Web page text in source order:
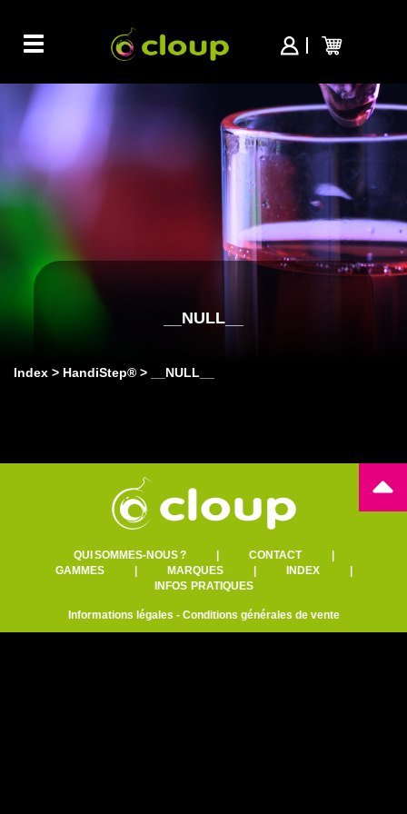
Toggle
navigation
__NULL__
Index HandiStep® __NULL__
QUI SOMMES-NOUS ?| CONTACT|
GAMMES| MARQUES| INDEX|
INFOS PRATIQUES
Informations légales - Conditions générales de vente